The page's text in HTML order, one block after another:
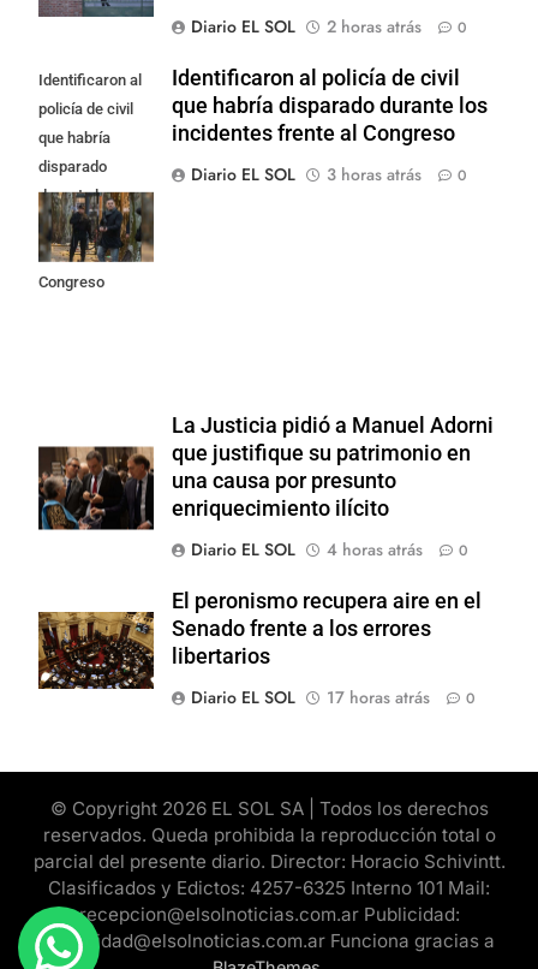
Diario EL SOL
2 horas atrás 0
Identificaron al
policía de civil
que habría
disparado
durante los
incidentes
frente al
Congreso
Identificaron al policía de civil
que habría disparado durante los
incidentes frente al Congreso
Diario EL SOL
3 horas atrás 0
La Justicia pidió a Manuel Adorni
que justifique su patrimonio en
una causa por presunto
enriquecimiento ilícito
Diario EL SOL
4 horas atrás 0
El peronismo recupera aire en el
Senado frente a los errores
libertarios
Diario EL SOL
17 horas atrás 0
© Copyright 2026 EL SOL SA | Todos los derechos
reservados. Queda prohibida la reproducción total o
parcial del presente diario. Director: Horacio Schivintt.
Clasificados y Edictos: 4257-6325 Interno 101 Mail:
recepcion@elsolnoticias.com.ar Publicidad:
publicidad@elsolnoticias.com.ar Funciona gracias a